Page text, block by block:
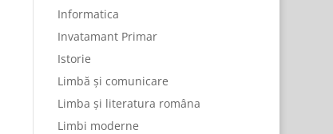
Informatica
Invatamant Primar
Istorie
Limbă și comunicare
Limba și literatura româna
Limbi moderne